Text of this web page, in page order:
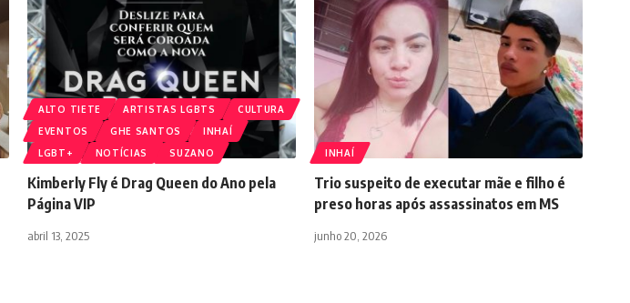
ALTO TIETE ARTISTAS LGBTS
CULTURA
EVENTOS
GHE SANTOS
INHAÍ
LGBT+
NOTÍCIAS SUZANO
Kimberly Fly é Drag Queen do Ano pela
Página VIP
abril 13, 2025
INHAÍ
Trio suspeito de executar mãe e filho é
preso horas após assassinatos em MS
junho 20, 2026